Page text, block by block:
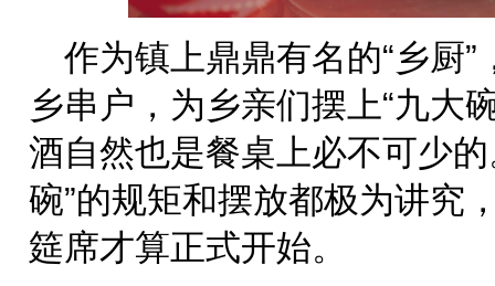
作为镇上鼎鼎有名的“乡厨
乡串户，为乡亲们摆上“九大
酒自然也是餐桌上必不可少
碗”的规矩和摆放都极为讲究
筵席才算正式开始。